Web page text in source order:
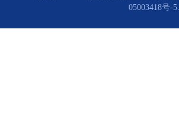
05003418号-5